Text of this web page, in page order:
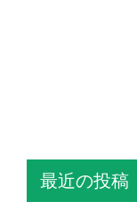
最近の投稿